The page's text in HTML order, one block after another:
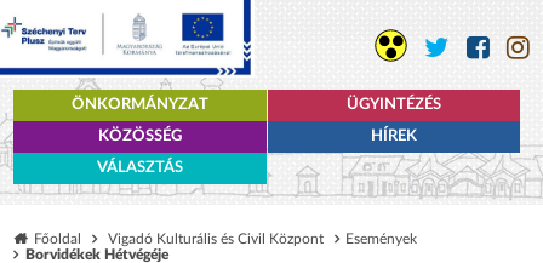
ÖNKORMÁNYZAT
ÜGYINTÉZÉS
KÖZÖSSÉG
HÍREK
VÁLASZTÁS
Főoldal Vigadó Kulturális és Civil Központ
Események
Borvidékek Hétvégéje